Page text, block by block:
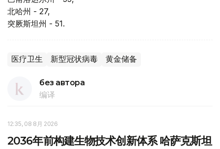
北哈州 - 27,
突厥斯坦州 - 51.
医疗卫生 新型冠状病毒 黄金储备
без автора
编译
12:35, 08 8月 2026
2036年前构建生物技术创新体系 哈萨克斯坦